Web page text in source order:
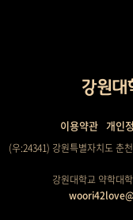
이용약관 개인
(우:24341) 강원특별자치도 춘
강원대학교 약학대